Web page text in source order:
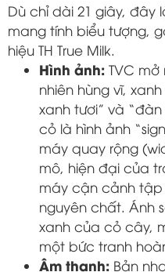
Dù chỉ dài 21 giây, đây
mang tính biểu tượng,
hiệu TH True Milk.
Hình ảnh: TVC
nhiên hùng vĩ,
xanh tươi” và
cỏ là hình ảnh
máy quay rộng
mô, hiện đại của
máy cận cảnh tập
nguyên chất. Ánh
xanh của cỏ cây,
một bức tranh
Âm thanh: Bản